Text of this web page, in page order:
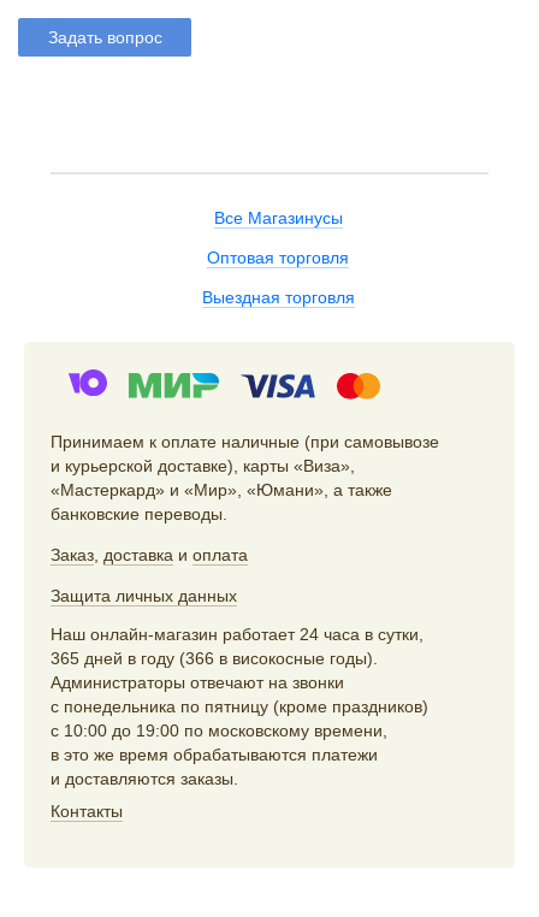
Задать вопрос
Все Магазинусы
Оптовая торговля
Выездная торговля
Принимаем к оплате наличные (при самовывозе
и курьерской доставке), карты «Виза»,
«Мастеркард» и «Мир», «Юмани», а также
банковские переводы.
Заказ, доставка и оплата
Защита личных данных
Наш онлайн-магазин работает 24 часа в сутки,
365 дней в году (366 в високосные годы).
Администраторы отвечают на звонки
с понедельника по пятницу (кроме праздников)
с 10:00 до 19:00 по московскому времени,
в это же время обрабатываются платежи
и доставляются заказы.
Контакты